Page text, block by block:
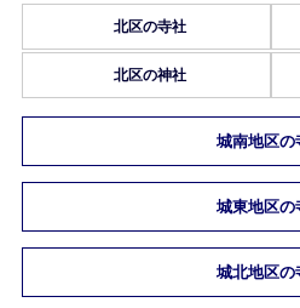
北区の寺社
北区の神社
城南地区の
城東地区の
城北地区の